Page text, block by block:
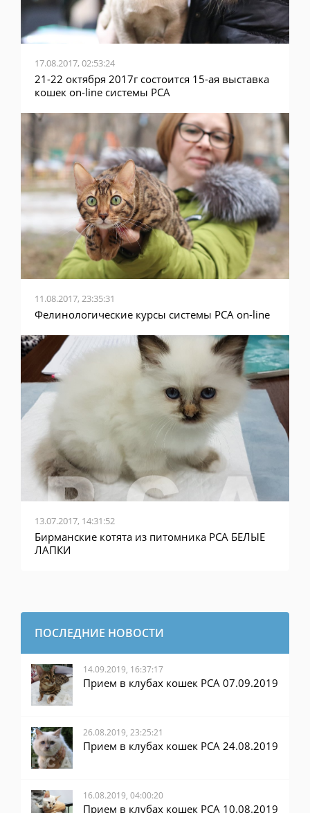
17.08.2017, 02:53:24
21-22 октября 2017г состоится 15-ая выставка
кошек on-line системы PCA
11.08.2017, 23:35:31
Фелинологические курсы системы PCA on-line
13.07.2017, 14:31:52
Бирманские котята из питомника PCA БЕЛЫЕ
ЛАПКИ
ПОСЛЕДНИЕ НОВОСТИ
14.09.2019, 16:37:17
Прием в клубах кошек PCA 07.09.2019
26.08.2019, 23:25:21
Прием в клубах кошек PCA 24.08.2019
16.08.2019, 04:00:20
Прием в клубах кошек PCA 10.08.2019